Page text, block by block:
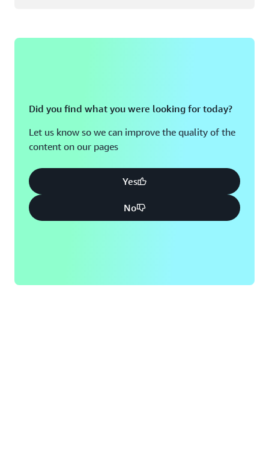
Did you find what you were looking for today?
Let us know so we can improve the quality of the
content on our pages
Yes
No